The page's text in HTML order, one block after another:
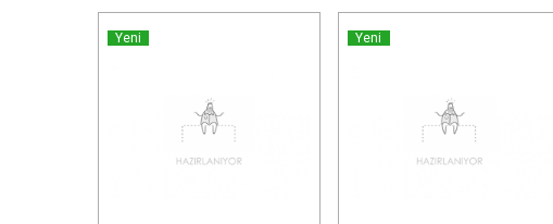
Yeni Yeni